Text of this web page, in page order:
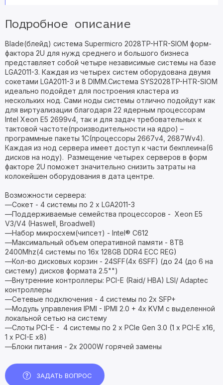
Подробное описание
Blade(блейд) система Supermicro 2028TP-HTR-SIOM форм-
фактора 2U для нужд среднего и большого бизнеса
представляет собой четыре независимые системы на базе
LGA2011-3. Каждая из четырех систем оборудована двумя
сокетами LGA2011-3 и 8 DIMM.Система SYS2028TP-HTR-SIOM
идеально подойдет для построения кластера из
нескольких нод. Сами ноды системы отлично подойдут как
для виртуализации благодаря 22 ядерным процессорам
Intel Xeon E5 2699v4, так и для задач требовательных к
тактовой частоте(производительности на ядро) –
программные пакеты 1C(процессоры 2667v4, 2687Wv4).
Каждая из нод сервера имеет доступ к части бекплеина(6
дисков на ноду). Размещение четырех серверов в форм
факторе 2U поможет значительно снизить затраты на
колокейшен оборудования в дата центре.
Возможности сервера:
—Сокет - 4 системы по 2 х LGA2011-3
—Поддерживаемые семейства процессоров - Xeon E5
V3/V4 (Haswell, Broadwell)
—Набор микросхем(чипсет) - Intel® C612
—Максимальный объем оперативной памяти - 8TB
2400Mhz(4 системы по 16x 128GB DDR4 ECC REG)
—Кол-во дисковых корзин - 24SFF(4х 6SFF) (до 24 (до 6 на
систему) дисков формата 2.5"")
—Внутренние контроллеры: PCI-E (Raid/ HBA) LSI/ Adaptec
контроллеры
—Сетевые подключения - 4 системы по 2x SFP+
—Модуль управления IPMI - IPMI 2.0 + 4x KVM с выделенной
локальной сетью на систему
—Слоты PCI-E - 4 системы по 2 x PCIe Gen 3.0 (1 x PCI-E x16,
1 x PCI-E x8)
—Блоки питания - 2x 2000W горячей замены
ЗАДАТЬ ВОПРОС